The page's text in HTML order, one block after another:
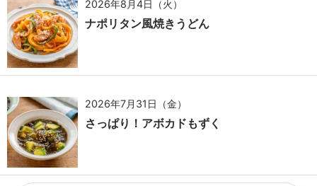
2026年8月4日（火）
ナポリタン風焼きうどん
2026年7月31日（金）
さっぱり！アボカドもずく